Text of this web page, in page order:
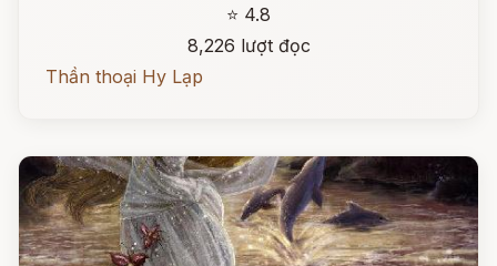
⭐ 4.8
8,226 lượt đọc
Thần thoại Hy Lạp